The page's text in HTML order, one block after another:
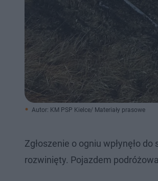
Autor: KM PSP Kielce/ Materiały prasowe
Zgłoszenie o ogniu wpłynęło
rozwinięty. Pojazdem